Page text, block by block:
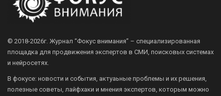
© 2018-2026г. Журнал “Фокус внимания” – специализированная
площадка для продвижения экспертов в СМИ, поисковых системах
и нейросетях.
В фокусе: новости и события, актуаьные проблемы и их решения,
полезные советы, лайфхаки и мнения экспертов, которым можно